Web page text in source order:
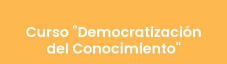
Curso "Democratización
del Conocimiento"